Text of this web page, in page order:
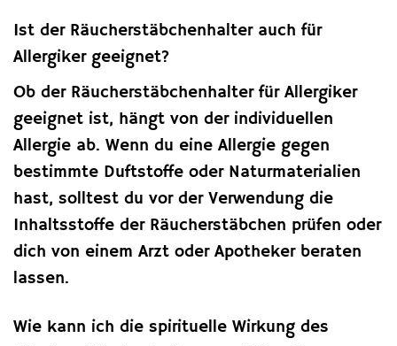
Ist der Räucherstäbchenhalter auch für
Allergiker geeignet?
Ob der Räucherstäbchenhalter für Allergiker
geeignet ist, hängt von der individuellen
Allergie ab. Wenn du eine Allergie gegen
bestimmte Duftstoffe oder Naturmaterialien
hast, solltest du vor der Verwendung die
Inhaltsstoffe der Räucherstäbchen prüfen oder
dich von einem Arzt oder Apotheker beraten
lassen.
Wie kann ich die spirituelle Wirkung des